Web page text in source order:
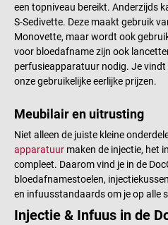
een topniveau bereikt. Anderzijds
S-Sedivette. Deze maakt gebruik
Monovette, maar wordt ook
voor bloedafname zijn ook
perfusieapparatuur nodig. Je vindt
onze gebruikelijke eerlijke prijzen.
Meubilair en uitrusting
Niet alleen de juiste kleine
apparatuur maken de injectie, het
compleet. Daarom vind je in de
bloedafnamestoelen,
en infuusstandaards om je op alle
Injectie & Infuus in de